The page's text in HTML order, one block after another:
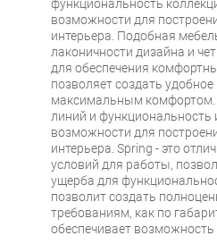
функциональность
возможности для
интерьера. Подобная
лаконичности дизайна и
для обеспечения
позволяет создать
максимальным комфортом.
линий и
возможности для
интерьера. Spring - это
условий для работы,
ущерба для
позволит создать
требованиям, как по
обеспечивает возможность